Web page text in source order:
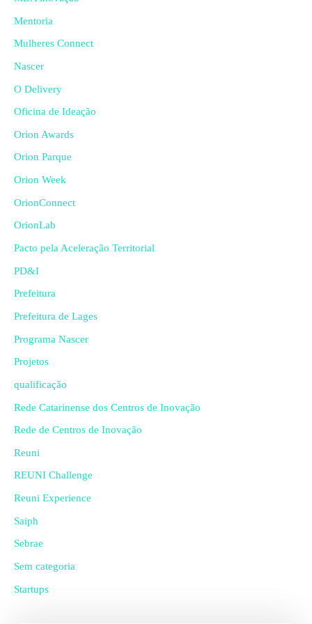
Mentoria
Mulheres Connect
Nascer
O Delivery
Oficina de Ideação
Orion Awards
Orion Parque
Orion Week
OrionConnect
OrionLab
Pacto pela Aceleração Territorial
PD&I
Prefeitura
Prefeitura de Lages
Programa Nascer
Projetos
qualificação
Rede Catarinense dos Centros de Inovação
Rede de Centros de Inovação
Reuni
REUNI Challenge
Reuni Experience
Saiph
Sebrae
Sem categoria
Startups